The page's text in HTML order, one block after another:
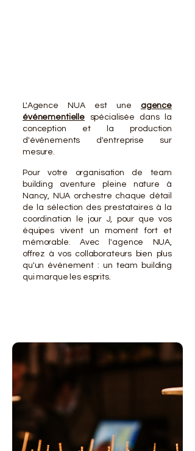
L'Agence NUA est une agence
événementielle
spécialisée dans la
conception et la production
d'événements d'entreprise sur
mesure.
Pour votre organisation de team
building aventure pleine nature à
Nancy, NUA orchestre chaque détail
de la sélection des prestataires à la
coordination le jour J, pour que vos
équipes vivent un moment fort et
mémorable. Avec l'agence NUA,
offrez à vos collaborateurs bien plus
qu'un événement : un team building
qui marque les esprits.